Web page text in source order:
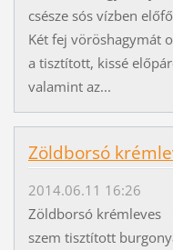
csésze sós vízben
Két fej vöröshagymát
a tisztított, kissé
valamint az...
Zöldborsó
2014.06.11 16:26
Zöldborsó krémleves
szem tisztított